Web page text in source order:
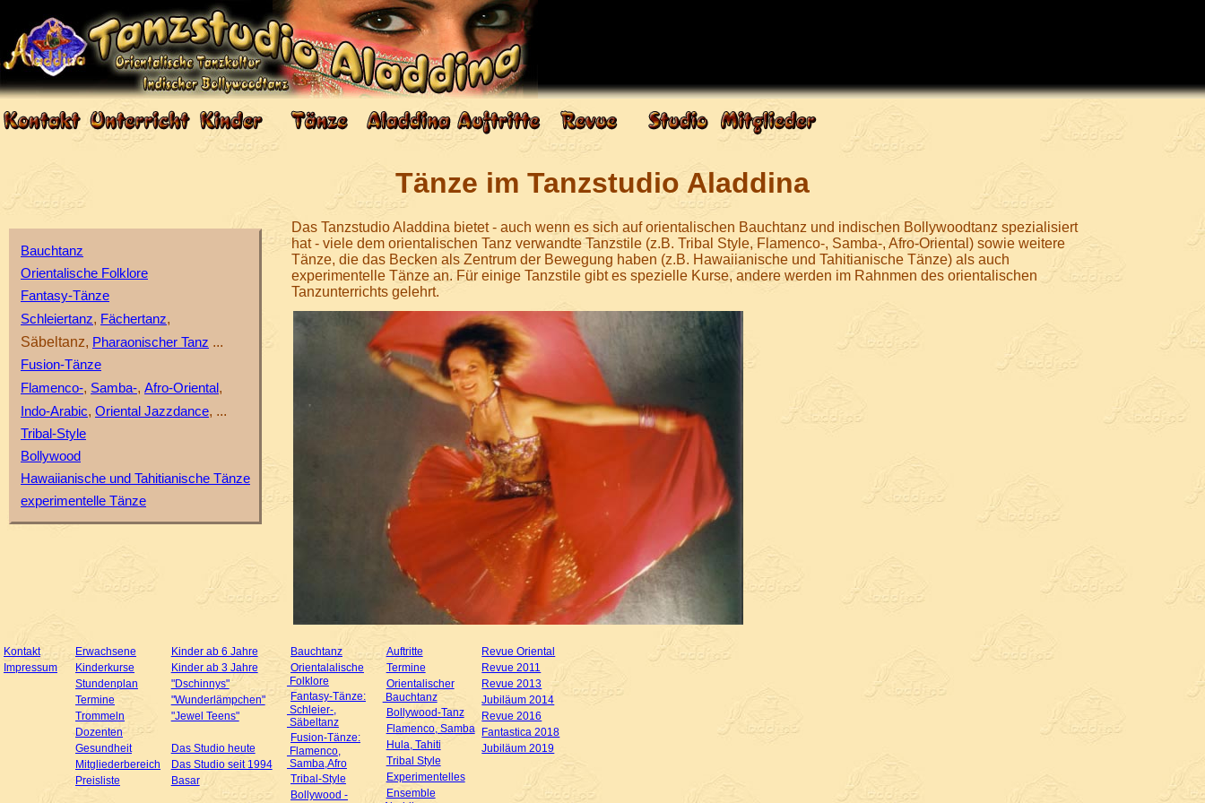
Tänze im Tanzstudio Aladdina
Bauchtanz
Orientalische Folklore
Fantasy-Tänze
Schleiertanz, Fächertanz,
Säbeltanz, Pharaonischer Tanz ...
Fusion-Tänze
Flamenco-, Samba-, Afro-Oriental ,
Indo-Arabic, Oriental Jazzdance, ...
Tribal-Style
Bollywood
Hawaiianische und Tahitianische Tänze
experimentelle Tänze
Das Tanzstudio Aladdina bietet - auch wenn es sich auf orientalischen Bauchtanz und indischen Bollywoodtanz spezialisiert
hat - viele dem orientalischen Tanz verwandte Tanzstile (z.B. Tribal Style, Flamenco-, Samba-, Afro-Oriental) sowie weitere
Tänze, die das Becken als Zentrum der Bewegung haben (z.B. Hawaiianische und Tahitianische Tänze) als auch
experimentelle Tänze an. Für einige Tanzstile gibt es spezielle Kurse, andere werden im Rahnmen des orientalischen
Tanzunterrichts gelehrt.
Kontakt
Impressum
Erwachsene
Kinderkurse
Stundenplan
Termine
Trommeln
Dozenten
Gesundheit
Mitgliederbereich
Preisliste
Kinder ab 6 Jahre
Kinder ab 3 Jahre
"Dschinnys"
"Wunderlämpchen"
"Jewel Teens"
Das Studio heute
Das Studio seit 1994
Basar
Bauchtanz
Orientalalische
Folklore
Fantasy-Tänze:
Schleier-,
Säbeltanz
Fusion-Tänze:
Flamenco,
Samba,Afro
Tribal-Style
Bollywood -
Auftritte
Termine
Orientalischer
Bauchtanz
Bollywood-Tanz
Flamenco, Samba
Hula, Tahiti
Tribal Style
Experimentelles
Ensemble
Revue Oriental
Revue 2011
Revue 2013
Jubiläum 2014
Revue 2016
Fantastica 2018
Jubiläum 2019